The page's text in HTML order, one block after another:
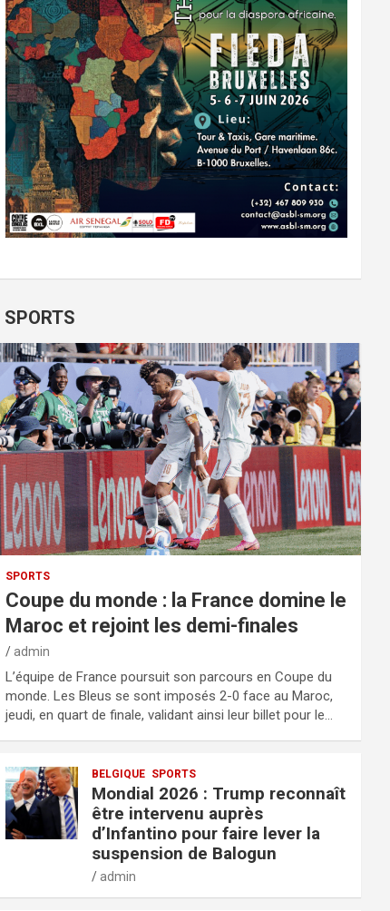
SPORTS
SPORTS
Coupe du monde : la France domine le
Maroc et rejoint les demi-finales
admin
L’équipe de France poursuit son parcours en Coupe du
monde. Les Bleus se sont imposés 2-0 face au Maroc,
jeudi, en quart de finale, validant ainsi leur billet pour le…
BELGIQUE SPORTS
Mondial 2026 : Trump reconnaît
être intervenu auprès
d’Infantino pour faire lever la
suspension de Balogun
admin